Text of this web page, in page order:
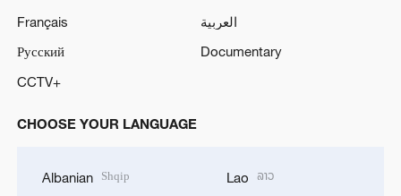
Français
العربية
Русский
Documentary
CCTV+
CHOOSE YOUR LANGUAGE
Albanian Shqip Lao ລາວ